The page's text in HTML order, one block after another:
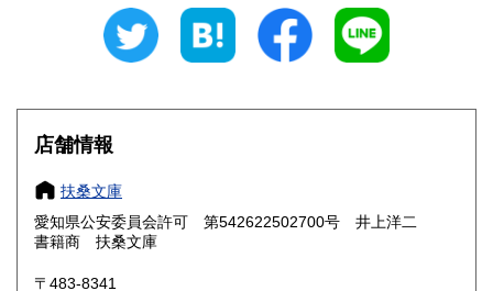
300円 三重県
大阪府
奈良県
鳥取県 300円 島根県 300円
岡山県
店舗情報
扶桑文庫
愛知県公安委員会許可 第542622502700号 井上洋二
書籍商 扶桑文庫
〒483-8341